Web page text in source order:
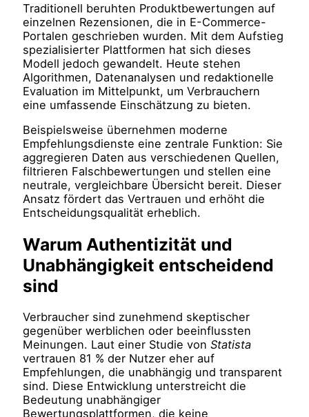
Traditionell beruhten Produktbewertungen auf
einzelnen Rezensionen, die in E-Commerce-
Portalen geschrieben wurden. Mit dem Aufstieg
spezialisierter Plattformen hat sich dieses
Modell jedoch gewandelt. Heute stehen
Algorithmen, Datenanalysen und redaktionelle
Evaluation im Mittelpunkt, um Verbrauchern
eine umfassende Einschätzung zu bieten.
Beispielsweise übernehmen moderne
Empfehlungsdienste eine zentrale Funktion: Sie
aggregieren Daten aus verschiedenen Quellen,
filtrieren Falschbewertungen und stellen eine
neutrale, vergleichbare Übersicht bereit. Dieser
Ansatz fördert das Vertrauen und erhöht die
Entscheidungsqualität erheblich.
Warum Authentizität und
Unabhängigkeit entscheidend
sind
Verbraucher sind zunehmend skeptischer
gegenüber werblichen oder beeinflussten
Meinungen. Laut einer Studie vonStatista
vertrauen 81 % der Nutzer eher auf
Empfehlungen, die unabhängig und transparent
sind. Diese Entwicklung unterstreicht die
Bedeutung unabhängiger
Bewertungsplattformen, die keine